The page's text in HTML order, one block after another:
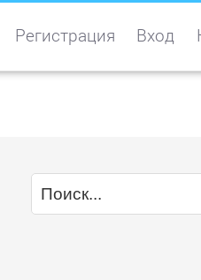
Регистрация Вход